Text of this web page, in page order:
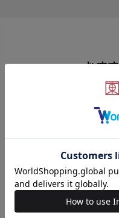
るので周囲の視線を
ミッキーマウスの可
付きなので 贈り物と
ディズニー小物はこ
■著作権
おす